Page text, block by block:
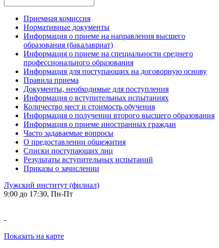
Приемная комиссия
Нормативные документы
Информация о приеме на направления высшего
образования (бакалавриат)
Информация о приеме на специальности среднего
профессионального образования
Информация для поступающих на договорную основу
Правила приема
Документы, необходимые для поступления
Информация о вступительных испытаниях
Количество мест и стоимость обучения
Информация о получении второго высшего образования
Информация о приеме иностранных граждан
Часто задаваемые вопросы
О предоставлении общежития
Списки поступающих лиц
Результаты вступительных испытаний
Приказы о зачислении
Лужский институт (филиал)
9:00 до 17:30, Пн-Пт
-
Показать на карте